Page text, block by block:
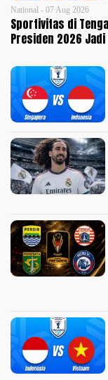
National - 07 Aug 2026
Sportivitas di
Presiden 2026